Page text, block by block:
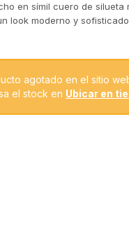
en símil cuero de
look moderno y
y suma presencia,
tejidos suaves o básicos
agotado en el sitio
el stock en Ubicar en